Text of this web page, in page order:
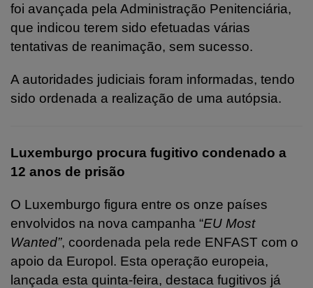
foi avançada pela Administração Penitenciária,
que indicou terem sido efetuadas várias
tentativas de reanimação, sem sucesso.
A autoridades judiciais foram informadas, tendo
sido ordenada a realização de uma autópsia.
Luxemburgo procura fugitivo condenado a
12 anos de prisão
O Luxemburgo figura entre os onze países
envolvidos na nova campanha “EU Most
Wanted”, coordenada pela rede ENFAST com o
apoio da Europol. Esta operação europeia,
lançada esta quinta-feira, destaca fugitivos já